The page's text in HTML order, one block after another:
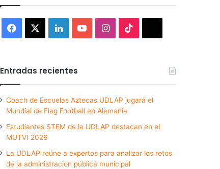
Facebook LinkedInYouTubeInstagram
Entradas recientes
Coach de Escuelas Aztecas UDLAP jugará el
Mundial de Flag Football en Alemania
Estudiantes STEM de la UDLAP destacan en el
MUTVI 2026
La UDLAP reúne a expertos para analizar los retos
de la administración pública municipal